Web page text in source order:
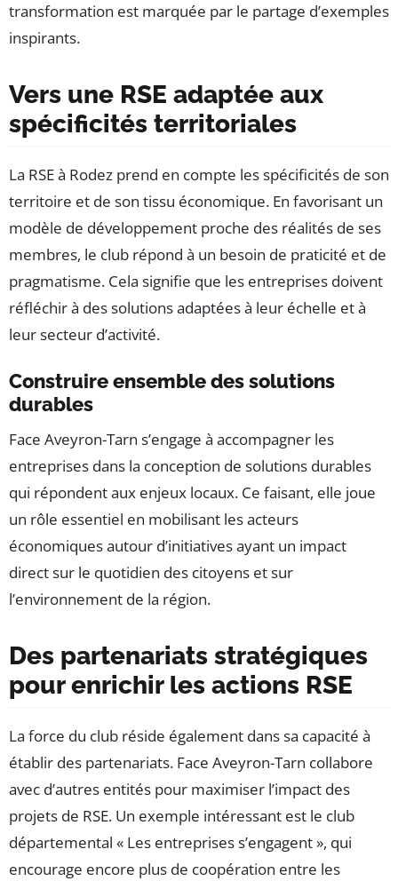
transformation est marquée par le partage d’exemples
inspirants.
Vers une RSE adaptée aux
spécificités territoriales
La RSE à Rodez prend en compte les spécificités de son
territoire et de son tissu économique. En favorisant un
modèle de développement proche des réalités de ses
membres, le club répond à un besoin de praticité et de
pragmatisme. Cela signifie que les entreprises doivent
réfléchir à des solutions adaptées à leur échelle et à
leur secteur d’activité.
Construire ensemble des solutions
durables
Face Aveyron-Tarn s’engage à accompagner les
entreprises dans la conception de solutions durables
qui répondent aux enjeux locaux. Ce faisant, elle joue
un rôle essentiel en mobilisant les acteurs
économiques autour d’initiatives ayant un impact
direct sur le quotidien des citoyens et sur
l’environnement de la région.
Des partenariats stratégiques
pour enrichir les actions RSE
La force du club réside également dans sa capacité à
établir des partenariats. Face Aveyron-Tarn collabore
avec d’autres entités pour maximiser l’impact des
projets de RSE. Un exemple intéressant est le club
départemental « Les entreprises s’engagent », qui
encourage encore plus de coopération entre les